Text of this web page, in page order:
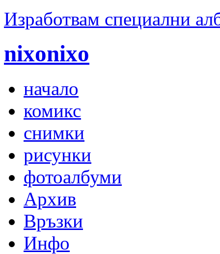
Изработвам специални
nixonixo
начало
комикс
снимки
рисунки
фотоалбуми
Архив
Връзки
Инфо